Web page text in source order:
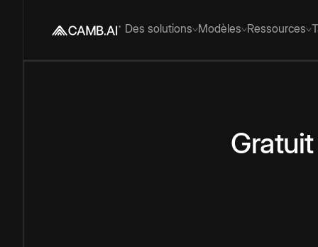
Des solutions Modèles Ressources
Gratuit